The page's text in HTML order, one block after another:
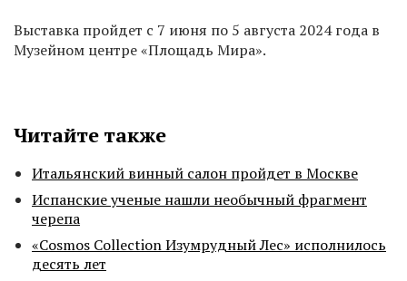
Выставка пройдет с 7 июня по 5 августа 2024 года в
Музейном центре «Площадь Мира».
Читайте также
Итальянский винный салон пройдет в Москве
Испанские ученые нашли необычный фрагмент
черепа
«Cosmos Collection Изумрудный Лес» исполнилось
десять лет